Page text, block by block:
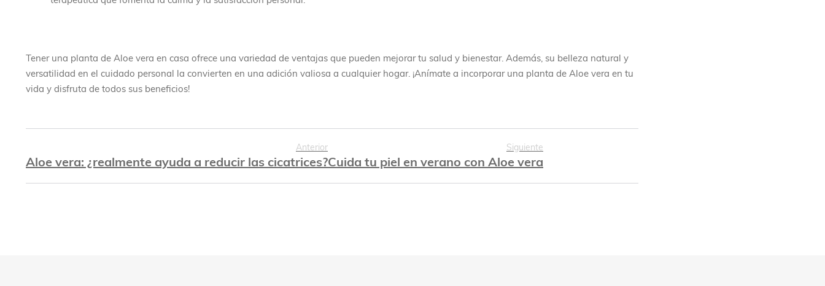
Tener una planta de Aloe vera en casa ofrece una variedad de ventajas que pueden mejorar tu salud y bienestar. Además, su belleza natural y
versatilidad en el cuidado personal la convierten en una adición valiosa a cualquier hogar. ¡Anímate a incorporar una planta de Aloe vera en tu
vida y disfruta de todos sus beneficios!
Anterior
Aloe vera: ¿realmente ayuda a reducir las cicatrices?
Siguiente
Cuida tu piel en verano con Aloe vera